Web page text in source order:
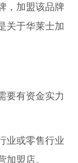
加盟该品牌
关于华莱士加
有资金实力
或零售行业
加盟店。